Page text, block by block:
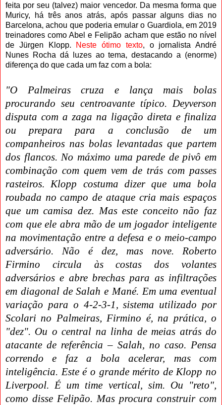
feita por seu (talvez) maior vencedor. Da mesma forma que
Muricy, há três anos atrás, após passar alguns dias no
Barcelona, achou que poderia emular o Guardiola, em 2019
treinadores como Abel e Felipão acham que estão no nível
de Jürgen Klopp.
Neste ótimo texto, o jornalista André
Nunes Rocha dá luzes ao tema, destacando a (enorme)
diferença do que cada um faz com a bola:
"O Palmeiras cruza e lança mais bolas
procurando seu centroavante típico. Deyverson
disputa com a zaga na ligação direta e finaliza
ou prepara para a conclusão de um
companheiros nas bolas levantadas que partem
dos flancos. No máximo uma parede de pivô em
combinação com quem vem de trás com passes
rasteiros. Klopp costuma dizer que uma bola
roubada no campo de ataque cria mais espaços
que um camisa dez. Mas este conceito não faz
com que ele abra mão de um jogador inteligente
na movimentação entre a defesa e o meio-campo
adversário. Não é dez, mas nove. Roberto
Firmino circula às costas dos volantes
adversários e abre brechas para as infiltrações
em diagonal de Salah e Mané. Em uma eventual
variação para o 4-2-3-1, sistema utilizado por
Scolari no Palmeiras, Firmino é, na prática, o
"dez". Ou o central na linha de meias atrás do
atacante de referência – Salah, no caso. Pensa
correndo e faz a bola acelerar, mas com
inteligência. Este é o grande mérito de Klopp no
Liverpool. É um time vertical, sim. Ou "reto",
como disse Felipão. Mas procura construir com